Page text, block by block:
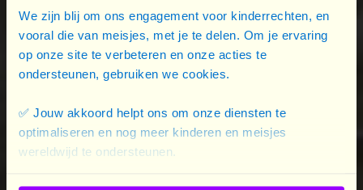
We zijn blij om ons engagement voor kinderrechten, en
vooral die van meisjes, met je te delen. Om je ervaring
op onze site te verbeteren en onze acties te
ondersteunen, gebruiken we cookies.
✅ Jouw akkoord helpt ons om onze diensten te
optimaliseren en nog meer kinderen en meisjes
wereldwijd te ondersteunen.
huiswerk blijft er dan niet over.